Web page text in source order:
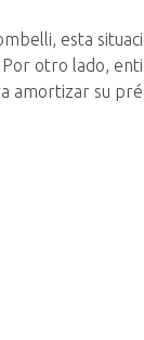
esta
otro lado,
amortizar su